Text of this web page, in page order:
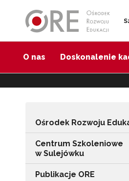
O nas Doskonalenie
Ośrodek Rozwoju
Centrum Szkoleniowe
w Sulejówku
Publikacje ORE